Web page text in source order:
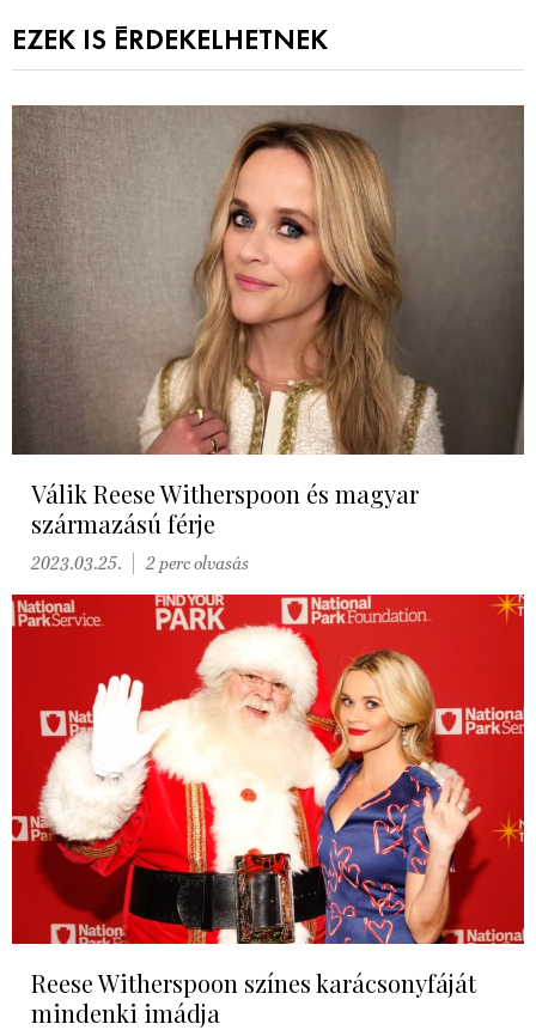
EZEK IS ÉRDEKELHETNEK
Válik Reese Witherspoon és magyar
származású férje
2023.03.25. 2 perc olvasás
Reese Witherspoon színes karácsonyfáját
mindenki imádja